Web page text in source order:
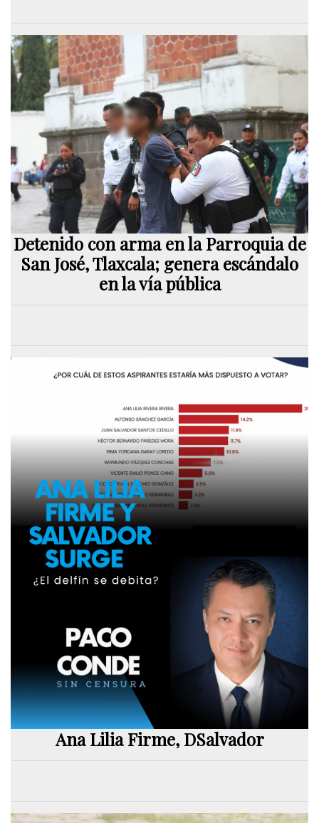
Detenido con arma en la Parroquia de
San José, Tlaxcala; genera escándalo
en la vía pública
Ana Lilia Firme, DSalvador